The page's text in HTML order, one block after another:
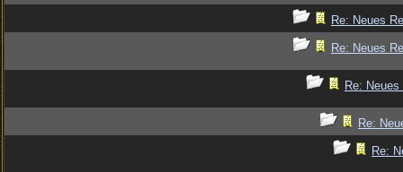
Re: Neues
Re: Neues
Re:
Re:
Re: